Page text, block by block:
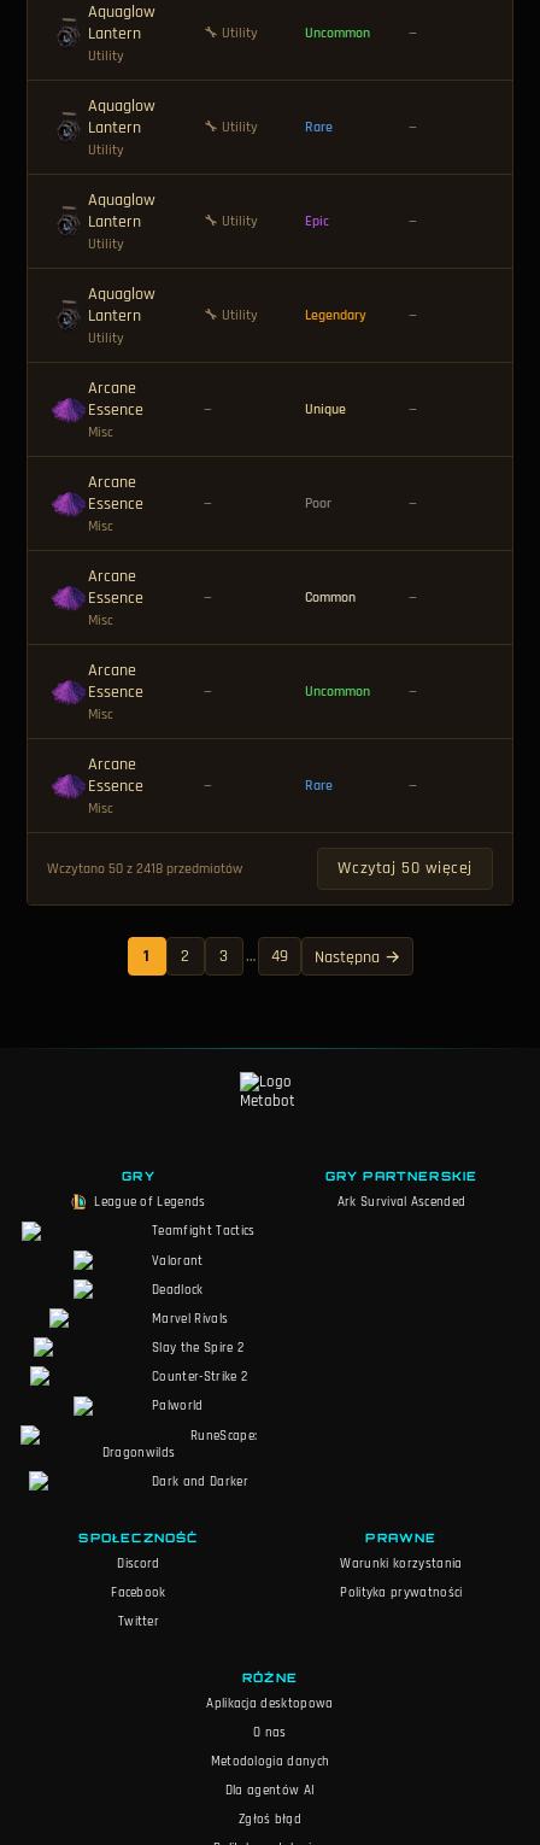
Aquaglow
Lantern
Utility
🔧 Utility Uncommon —
Aquaglow
Lantern
Utility
🔧 Utility Rare —
Aquaglow
Lantern
Utility
🔧 Utility Epic —
Aquaglow
Lantern
Utility
🔧 Utility Legendary —
Arcane
Essence
Misc
— Unique —
Arcane
Essence
Misc
— Poor —
Arcane
Essence
Misc
— Common —
Arcane
Essence
Misc
— Uncommon —
Arcane
Essence
Misc
— Rare —
Wczytano 50 z 2418 przedmiotów Wczytaj 50 więcej
1 2 3 … 49 Następna →
GRY
League of Legends
Teamfight Tactics
Valorant
Deadlock
Marvel Rivals
Slay the Spire 2
Counter-Strike 2
Palworld
RuneScape:
Dragonwilds
Dark and Darker
GRY PARTNERSKIE
Ark Survival Ascended
SPOŁECZNOŚĆ
Discord
Facebook
Twitter
PRAWNE
Warunki korzystania
Polityka prywatności
RÓŻNE
Aplikacja desktopowa
O nas
Metodologia danych
Dla agentów AI
Zgłoś błąd